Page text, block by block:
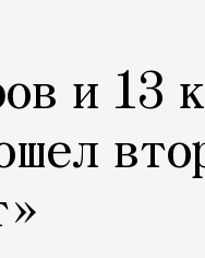
и 13